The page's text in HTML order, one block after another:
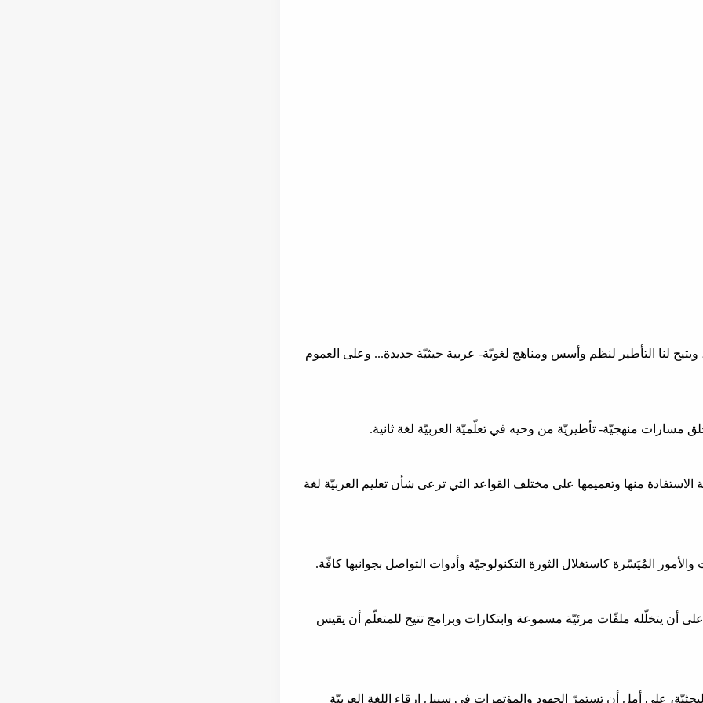
ويتيح لنا التأطير لنظم وأسس ومناهج لغويّة- عربية حيثيّة جديدة... وعلى العموم
مسارات منهجيّة- تأطيريّة من وحيه في تعلّميّة العربيّة لغة ثانية.
منها وتعميمها على مختلف القواعد التي ترعى شأن تعليم العربيّة لغة
المُيَسّرة كاستغلال الثورة التكنولوجيّة وأدوات التواصل بجوانبها كافّة.
على أن يتخلّله ملفّات مرئيّة مسموعة وابتكارات وبرامج تتيح للمتعلّم أن يقيس
على أمل أن تستمرّ الجهود والمؤتمرات في سبيل إرقاء اللغة العربيّة